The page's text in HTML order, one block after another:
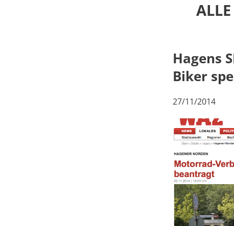
Hagens
Biker
27/11/2014